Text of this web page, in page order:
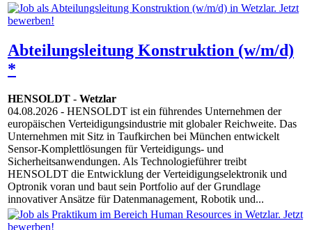
Abteilungsleitung Konstruktion (w/m/d)
*
HENSOLDT - Wetzlar
04.08.2026 - HENSOLDT ist ein führendes Unternehmen der
europäischen Verteidigungsindustrie mit globaler Reichweite. Das
Unternehmen mit Sitz in Taufkirchen bei München entwickelt
Sensor-Komplettlösungen für Verteidigungs- und
Sicherheitsanwendungen. Als Technologieführer treibt
HENSOLDT die Entwicklung der Verteidigungselektronik und
Optronik voran und baut sein Portfolio auf der Grundlage
innovativer Ansätze für Datenmanagement, Robotik und...